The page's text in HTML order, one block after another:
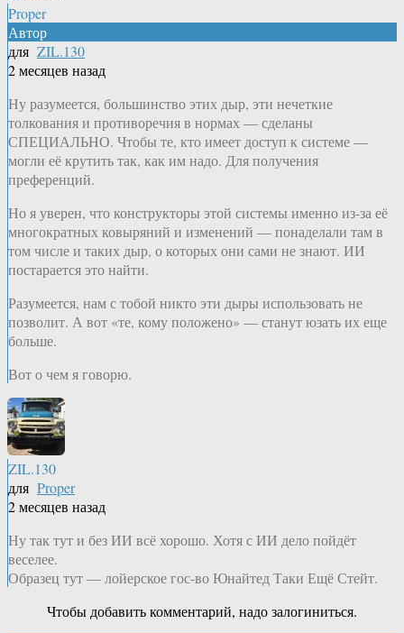
Proper
Автор
для ZIL.130
2 месяцев назад
Ну разумеется, большинство этих дыр, эти нечеткие
толкования и противоречия в нормах — сделаны
СПЕЦИАЛЬНО. Чтобы те, кто имеет доступ к системе —
могли её крутить так, как им надо. Для получения
преференций.
Но я уверен, что конструкторы этой системы именно из-за её
многократных ковыряний и изменений — понаделали там в
том числе и таких дыр, о которых они сами не знают. ИИ
постарается это найти.
Разумеется, нам с тобой никто эти дыры использовать не
позволит. А вот «те, кому положено» — станут юзать их еще
больше.
Вот о чем я говорю.
ZIL.130
для Proper
2 месяцев назад
Ну так тут и без ИИ всё хорошо. Хотя с ИИ дело пойдёт
веселее.
Образец тут — лойерское гос-во Юнайтед Таки Ещё Стейт.
Чтобы добавить комментарий, надо залогиниться.